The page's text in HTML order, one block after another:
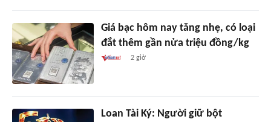
Giá bạc hôm nay tăng nhẹ, có loại
đắt thêm gần nửa triệu đồng/kg
2 giờ
Loan Tài Ký: Người giữ bột